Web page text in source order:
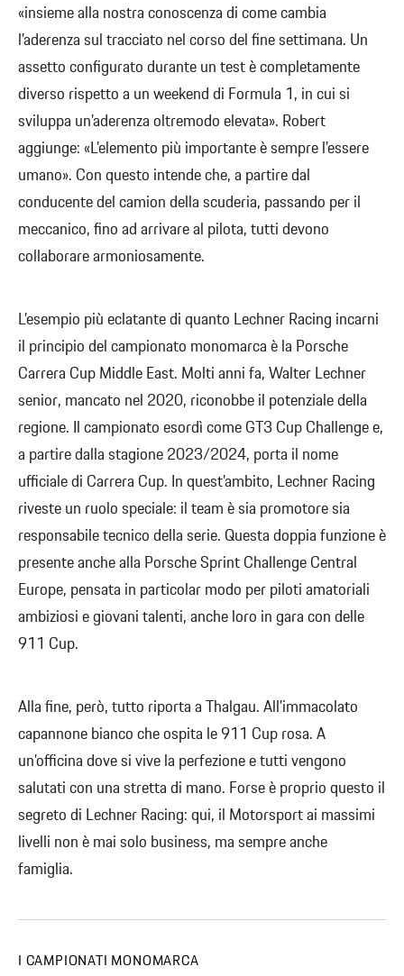
«insieme alla nostra conoscenza di come cambia
l’aderenza sul tracciato nel corso del fine settimana. Un
assetto configurato durante un test è completamente
diverso rispetto a un weekend di Formula 1, in cui si
sviluppa un’aderenza oltremodo elevata». Robert
aggiunge: «L’elemento più importante è sempre l’essere
umano». Con questo intende che, a partire dal
conducente del camion della scuderia, passando per il
meccanico, fino ad arrivare al pilota, tutti devono
collaborare armoniosamente.
L’esempio più eclatante di quanto Lechner Racing incarni
il principio del campionato monomarca è la Porsche
Carrera Cup Middle East. Molti anni fa, Walter Lechner
senior, mancato nel 2020, riconobbe il potenziale della
regione. Il campionato esordì come GT3 Cup Challenge e,
a partire dalla stagione 2023/2024, porta il nome
ufficiale di Carrera Cup. In quest’ambito, Lechner Racing
riveste un ruolo speciale: il team è sia promotore sia
responsabile tecnico della serie. Questa doppia funzione è
presente anche alla Porsche Sprint Challenge Central
Europe, pensata in particolar modo per piloti amatoriali
ambiziosi e giovani talenti, anche loro in gara con delle
911 Cup.
Alla fine, però, tutto riporta a Thalgau. All’immacolato
capannone bianco che ospita le 911 Cup rosa. A
un’officina dove si vive la perfezione e tutti vengono
salutati con una stretta di mano. Forse è proprio questo il
segreto di Lechner Racing: qui, il Motorsport ai massimi
livelli non è mai solo business, ma sempre anche
famiglia.
I CAMPIONATI MONOMARCA